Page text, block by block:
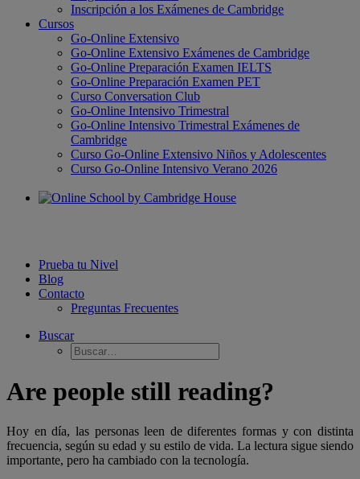
Inscripción a los Exámenes de Cambridge
Cursos
Go-Online Extensivo
Go-Online Extensivo Exámenes de Cambridge
Go-Online Preparación Examen IELTS
Go-Online Preparación Examen PET
Curso Conversation Club
Go-Online Intensivo Trimestral
Go-Online Intensivo Trimestral Exámenes de
Cambridge
Curso Go-Online Extensivo Niños y Adolescentes
Curso Go-Online Intensivo Verano 2026
Prueba tu Nivel
Blog
Contacto
Preguntas Frecuentes
Buscar
Are people still reading?
Hoy en día, las personas leen de diferentes formas y con distinta
frecuencia, según su edad y su estilo de vida. La lectura sigue siendo
importante, pero ha cambiado con la tecnología.